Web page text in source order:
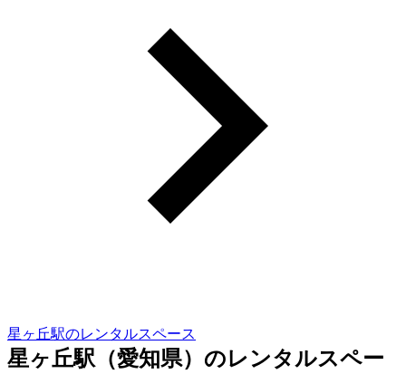
星ヶ丘駅のレンタルスペース
星ヶ丘駅（愛知県）のレンタルスペー